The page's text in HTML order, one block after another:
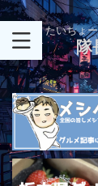
たいちょ
隊